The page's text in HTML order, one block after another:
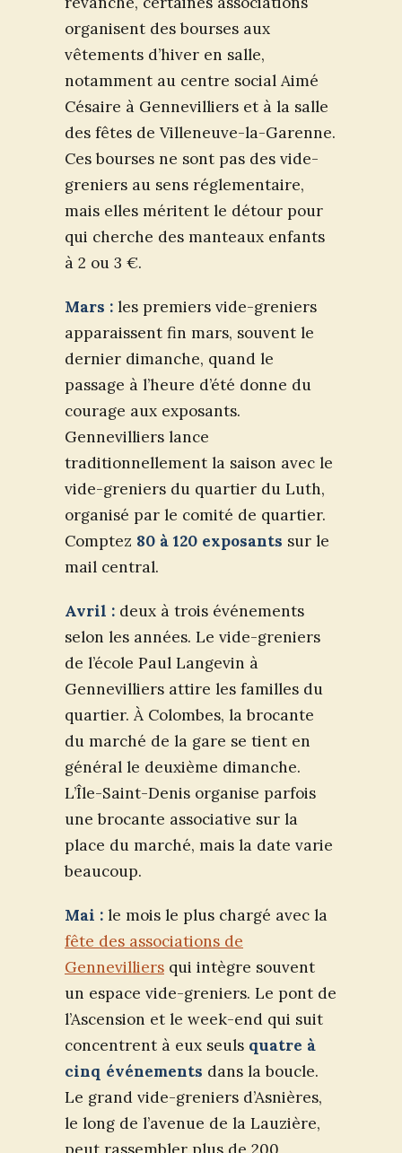
organisent des bourses aux
vêtements d’hiver en salle,
notamment au centre social Aimé
Césaire à Gennevilliers et à la salle
des fêtes de Villeneuve-la-Garenne.
Ces bourses ne sont pas des vide-
greniers au sens réglementaire,
mais elles méritent le détour pour
qui cherche des manteaux enfants
à 2 ou 3 €.
Mars : les premiers vide-greniers
apparaissent fin mars, souvent le
dernier dimanche, quand le
passage à l’heure d’été donne du
courage aux exposants.
Gennevilliers lance
traditionnellement la saison avec le
vide-greniers du quartier du Luth,
organisé par le comité de quartier.
Comptez 80 à 120 exposants sur le
mail central.
Avril : deux à trois événements
selon les années. Le vide-greniers
de l’école Paul Langevin à
Gennevilliers attire les familles du
quartier. À Colombes, la brocante
du marché de la gare se tient en
général le deuxième dimanche.
L’Île-Saint-Denis organise parfois
une brocante associative sur la
place du marché, mais la date varie
beaucoup.
Mai : le mois le plus chargé avec la
fête des associations de
Gennevilliers qui intègre souvent
un espace vide-greniers. Le pont de
l’Ascension et le week-end qui suit
concentrent à eux seuls quatre à
cinq événements dans la boucle.
Le grand vide-greniers d’Asnières,
le long de l’avenue de la Lauzière,